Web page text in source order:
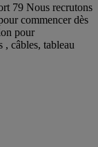
79 Nous recrutons
commencer dès
pour
, câbles, tableau